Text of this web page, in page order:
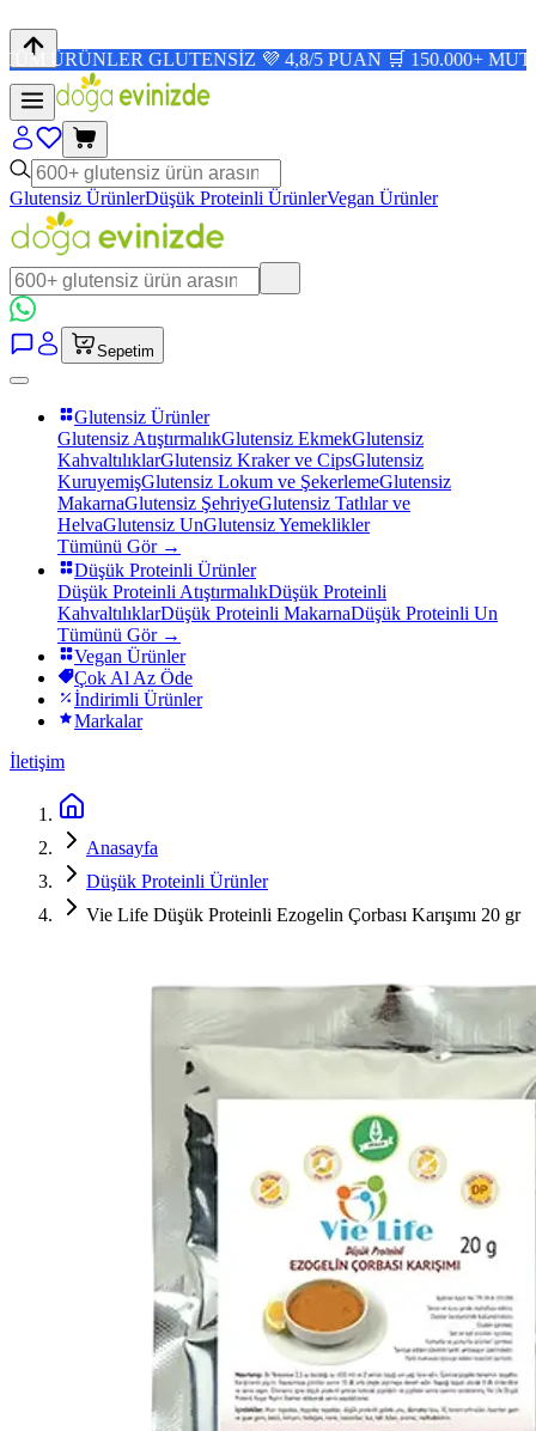
GLUTENSİZ 💜 4,8/5 PUAN 🛒 150.000+ MUTLU
Glutensiz ÜrünlerDüşük Proteinli ÜrünlerVegan Ürünler
Sepetim
Glutensiz Ürünler
Glutensiz AtıştırmalıkGlutensiz EkmekGlutensiz
KahvaltılıklarGlutensiz Kraker ve CipsGlutensiz
KuruyemişGlutensiz Lokum ve ŞekerlemeGlutensiz
MakarnaGlutensiz ŞehriyeGlutensiz Tatlılar ve
HelvaGlutensiz UnGlutensiz Yemeklikler
Tümünü Gör →
Düşük Proteinli Ürünler
Düşük Proteinli AtıştırmalıkDüşük Proteinli
KahvaltılıklarDüşük Proteinli MakarnaDüşük Proteinli Un
Tümünü Gör →
Vegan Ürünler
Çok Al Az Öde
İndirimli Ürünler
Markalar
İletişim
Anasayfa
Düşük Proteinli Ürünler
Vie Life Düşük Proteinli Ezogelin Çorbası Karışımı 20 gr